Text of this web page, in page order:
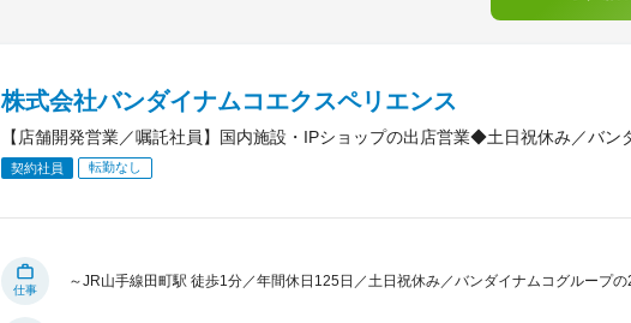
株式会社バンダイナムコエクスペリエンス
【店舗開発営業／嘱託社員】国内施設・IPショップの出店営業◆土日祝休み／バン
契約社員 転勤なし
仕事
～JR山手線田町駅 徒歩1分／年間休日125日／土日祝休み／バンダイナムコグループ